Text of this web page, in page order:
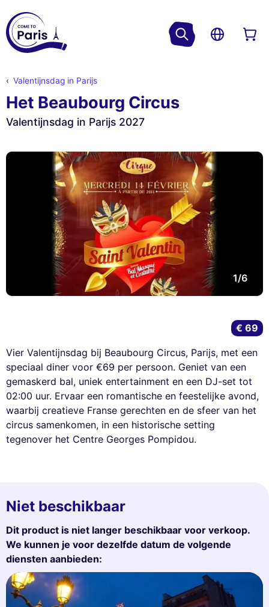
Valentijnsdag in Parijs
Het Beaubourg Circus
Valentijnsdag in Parijs 2027
1/6
Vier Valentijnsdag bij Beaubourg Circus, Parijs, met een
speciaal diner voor €69 per persoon. Geniet van een
gemaskerd bal, uniek entertainment en een DJ-set tot
02:00 uur. Ervaar een romantische en feestelijke avond,
waarbij creatieve Franse gerechten en de sfeer van het
circus samenkomen, in een historische setting
tegenover het Centre Georges Pompidou.
€ 69
Niet beschikbaar
Dit product is niet langer beschikbaar voor verkoop.
We kunnen je voor dezelfde datum de volgende
diensten aanbieden: